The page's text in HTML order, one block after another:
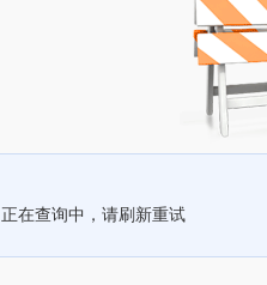
正在查询中，请刷新重试